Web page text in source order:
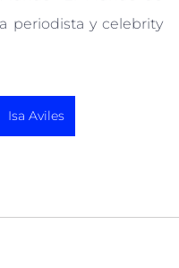
periodista y celebrity
Isa Aviles